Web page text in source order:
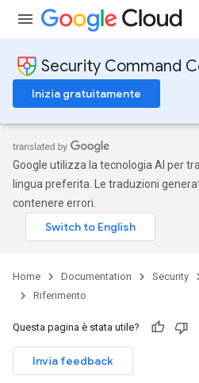
Security Command
Inizia gratuitamente
Google utilizza la tecnologia AI per
lingua preferita. Le traduzioni
contenere errori.
Home Documentation Security
Riferimento
Questa pagina è stata utile?
Invia feedback